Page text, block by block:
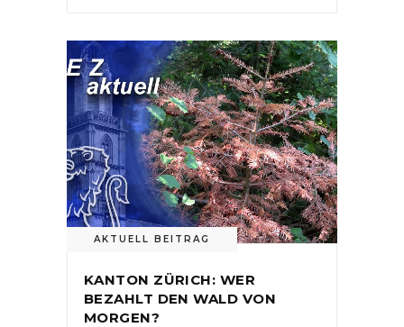
AKTUELL BEITRAG
KANTON ZÜRICH: WER
BEZAHLT DEN WALD VON
MORGEN?